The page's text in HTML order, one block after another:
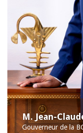
M. Jean-
Gouverneur de la